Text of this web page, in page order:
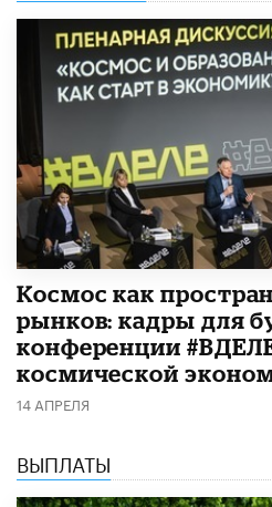
Космос как
рынков: кадры для
конференции
космической
14 АПРЕЛЯ
ВЫПЛАТЫ